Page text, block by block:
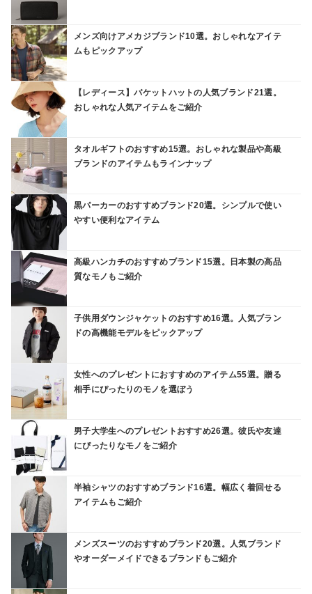
メンズ向けアメカジブランド10選。おしゃれなアイテ
ムもピックアップ
【レディース】バケットハットの人気ブランド21選。
おしゃれな人気アイテムをご紹介
タオルギフトのおすすめ15選。おしゃれな製品や高級
ブランドのアイテムもラインナップ
黒パーカーのおすすめブランド20選。シンプルで使い
やすい便利なアイテム
高級ハンカチのおすすめブランド15選。日本製の高品
質なモノもご紹介
子供用ダウンジャケットのおすすめ16選。人気ブラン
ドの高機能モデルをピックアップ
女性へのプレゼントにおすすめのアイテム55選。贈る
相手にぴったりのモノを選ぼう
男子大学生へのプレゼントおすすめ26選。彼氏や友達
にぴったりなモノをご紹介
半袖シャツのおすすめブランド16選。幅広く着回せる
アイテムもご紹介
メンズスーツのおすすめブランド20選。人気ブランド
やオーダーメイドできるブランドもご紹介